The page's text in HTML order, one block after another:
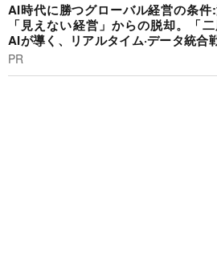
AI時代に勝つグローバル経営の条件
「見えない経営」からの脱却。「
AIが導く、リアルタイム·データ統合
PR